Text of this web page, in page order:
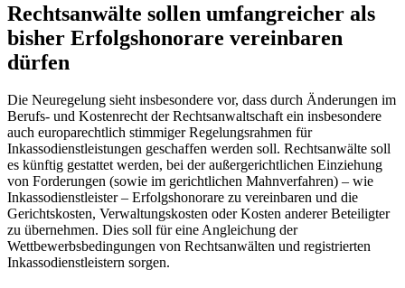
Rechtsanwälte sollen umfangreicher als
bisher Erfolgshonorare vereinbaren
dürfen
Die Neuregelung sieht insbesondere vor, dass durch Änderungen im
Berufs- und Kostenrecht der Rechtsanwaltschaft ein insbesondere
auch europarechtlich stimmiger Regelungsrahmen für
Inkassodienstleistungen geschaffen werden soll. Rechtsanwälte soll
es künftig gestattet werden, bei der außergerichtlichen Einziehung
von Forderungen (sowie im gerichtlichen Mahnverfahren) – wie
Inkassodienstleister – Erfolgshonorare zu vereinbaren und die
Gerichtskosten, Verwaltungskosten oder Kosten anderer Beteiligter
zu übernehmen. Dies soll für eine Angleichung der
Wettbewerbsbedingungen von Rechtsanwälten und registrierten
Inkassodienstleistern sorgen.